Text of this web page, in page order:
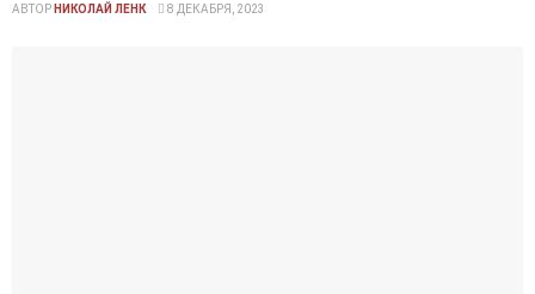
АВТОР НИКОЛАЙ ЛЕНК 8 ДЕКАБРЯ, 2023